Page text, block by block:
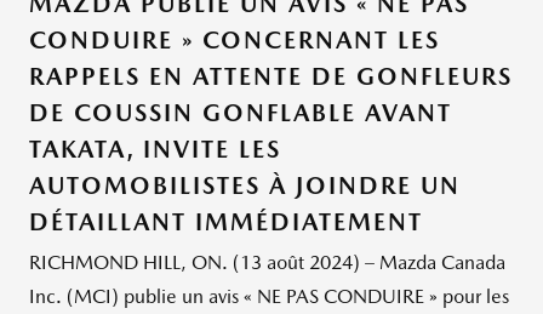
CONDUIRE » CONCERNANT LES
RAPPELS EN ATTENTE DE GONFLEURS
DE COUSSIN GONFLABLE AVANT
TAKATA, INVITE LES
AUTOMOBILISTES À JOINDRE UN
DÉTAILLANT IMMÉDIATEMENT
RICHMOND HILL, ON. (13 août 2024) – Mazda Canada
Inc. (MCI) publie un avis « NE PAS CONDUIRE » pour les